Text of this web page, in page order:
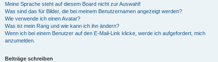
Meine Sprache steht auf diesem Board nicht zur Auswahl!
Was sind das für Bilder, die bei meinem Benutzernamen angezeigt werden?
Wie verwende ich einen Avatar?
Was ist mein Rang und wie kann ich ihn ändern?
Wenn ich bei einem Benutzer auf den E-Mail-Link klicke, werde ich aufgefordert, mich
anzumelden.
Beiträge schreiben